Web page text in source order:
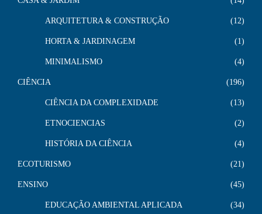
ARQUITETURA & CONSTRUÇÃO 12
HORTA & JARDINAGEM 1
MINIMALISMO 4
CIÊNCIA 196
CIÊNCIA DA COMPLEXIDADE 13
ETNOCIENCIAS 2
HISTÓRIA DA CIÊNCIA 4
ECOTURISMO 21
ENSINO 45
EDUCAÇÃO AMBIENTAL APLICADA 34